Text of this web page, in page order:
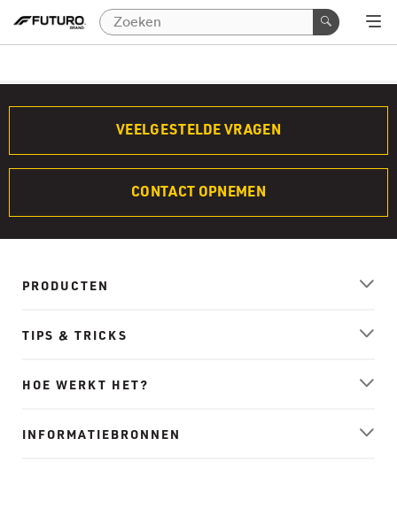
VEELGESTELDE VRAGEN
CONTACT OPNEMEN
PRODUCTEN
TIPS & TRICKS
HOE WERKT HET?
INFORMATIEBRONNEN